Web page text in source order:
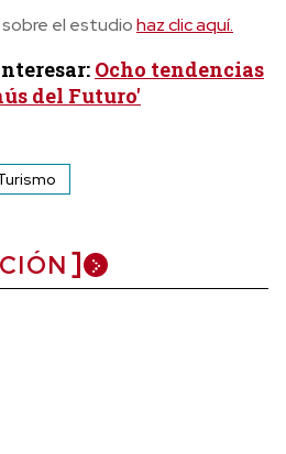
el estudiohaz clic aquí.
Ocho tendencias
del Futuro'